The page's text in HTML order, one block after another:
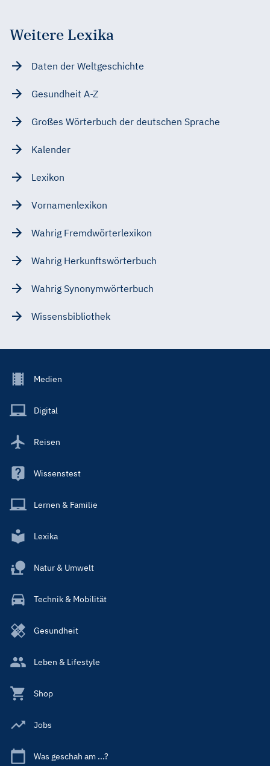
Weitere Lexika
Daten der Weltgeschichte
Gesundheit A-Z
Großes Wörterbuch der deutschen Sprache
Kalender
Lexikon
Vornamenlexikon
Wahrig Fremdwörterlexikon
Wahrig Herkunftswörterbuch
Wahrig Synonymwörterbuch
Wissensbibliothek
Footer
Main
Medien
Digital
Reisen
Wissenstest
Lernen & Familie
Lexika
Natur & Umwelt
Technik & Mobilität
Gesundheit
Leben & Lifestyle
Shop
Jobs
Was geschah am ...?